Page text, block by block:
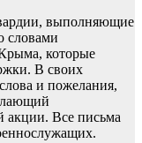
выполняющие
словами
которые
В своих
и пожелания,
акции. Все письма